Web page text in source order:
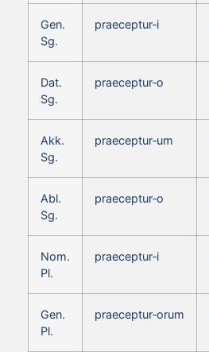
Gen.
Sg.
praeceptur‑i
Dat.
Sg.
praeceptur‑o
Akk.
Sg.
praeceptur‑um
Abl.
Sg.
praeceptur‑o
Nom.
Pl.
praeceptur‑i
Gen.
Pl.
praeceptur‑orum